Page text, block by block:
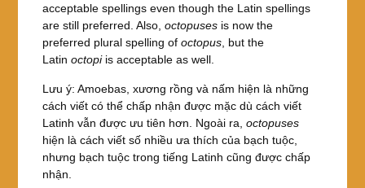
acceptable spellings even though the Latin spellings
are still preferred. Also, octopusesis now the
preferred plural spelling of octopus, but the
Latin octopiis acceptable as well.
Lưu ý: Amoebas, xương rồng và nấm hiện là những
cách viết có thể chấp nhận được mặc dù cách viết
Latinh vẫn được ưu tiên hơn. Ngoài ra, octopuses
hiện là cách viết số nhiều ưa thích của bạch tuộc,
nhưng bạch tuộc trong tiếng Latinh cũng được chấp
nhận.